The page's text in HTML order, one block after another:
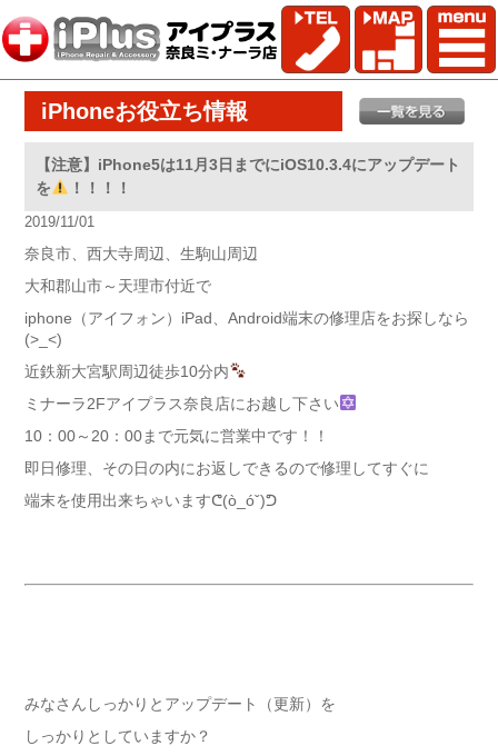
iPhoneお役立ち情報
【注意】iPhone5は11月3日までにiOS10.3.4にアップデート
を
！！！！
2019/11/01
奈良市、西大寺周辺、生駒山周辺
大和郡山市～天理市付近で
iphone（アイフォン）iPad、Android端末の修理店をお探しなら
(>_<)
近鉄新大宮駅周辺徒歩10分内
ミナーラ2Fアイプラス奈良店にお越し下さい
10：00～20：00まで元気に営業中です！！
即日修理、その日の内にお返しできるので修理してすぐに
端末を使用出来ちゃいますᕦ(ò_óˇ)ᕤ
みなさんしっかりとアップデート（更新）を
しっかりとしていますか？